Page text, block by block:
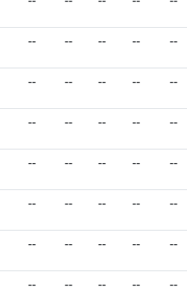
-- -- -- -- --
-- -- -- -- --
-- -- -- -- --
-- -- -- -- --
-- -- -- -- --
-- -- -- -- --
-- -- -- -- --